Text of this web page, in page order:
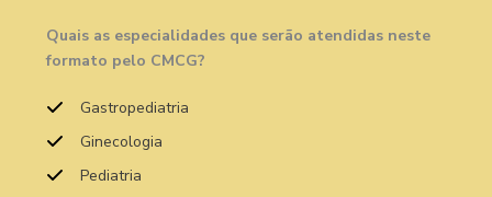
Quais as especialidades que serão atendidas neste
formato pelo CMCG?
Gastropediatria
Ginecologia
Pediatria